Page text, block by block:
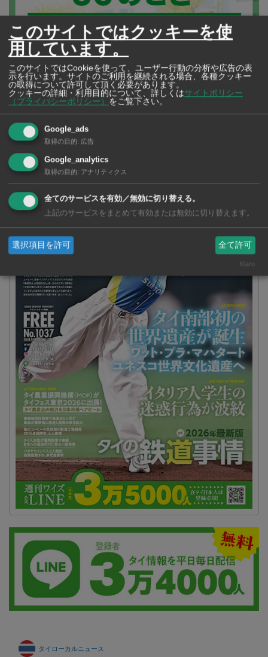
サイト内全体を検索
週刊ワイズ 最新号 - No.1037 - 2026年8月5日号
タイローカルニュース
このサイトではクッキーを使
用しています。
このサイトではCookieを使って、ユーザー行動の分析や広告の表
示を行います。サイトのご利用を継続される場合、各種クッキー
の取得について許可して頂く必要があります。
クッキーの詳細・利用目的について、詳しくはサイトポリシー
（プライバシーポリシー）
をご覧下さい。
Google_ads
取得の目的: 広告
Google_analytics
取得の目的: アナリティクス
全てのサービスを有効／無効に切り替える。
上記のサービスをまとめて有効または無効に切り替えます。
選択項目を許可 全て許可
Klaro